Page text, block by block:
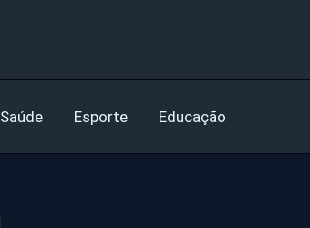
Saúde Esporte Educação